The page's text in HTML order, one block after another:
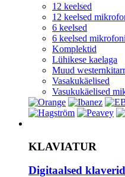
12 keelsed
12 keelsed
6 keelsed
6 keelsed
Komplektid
Lühikese kaelaga
Muud
Vasakukäelised
Vasukukäelised
KLAVIATUR
Digitaalsed klaverid